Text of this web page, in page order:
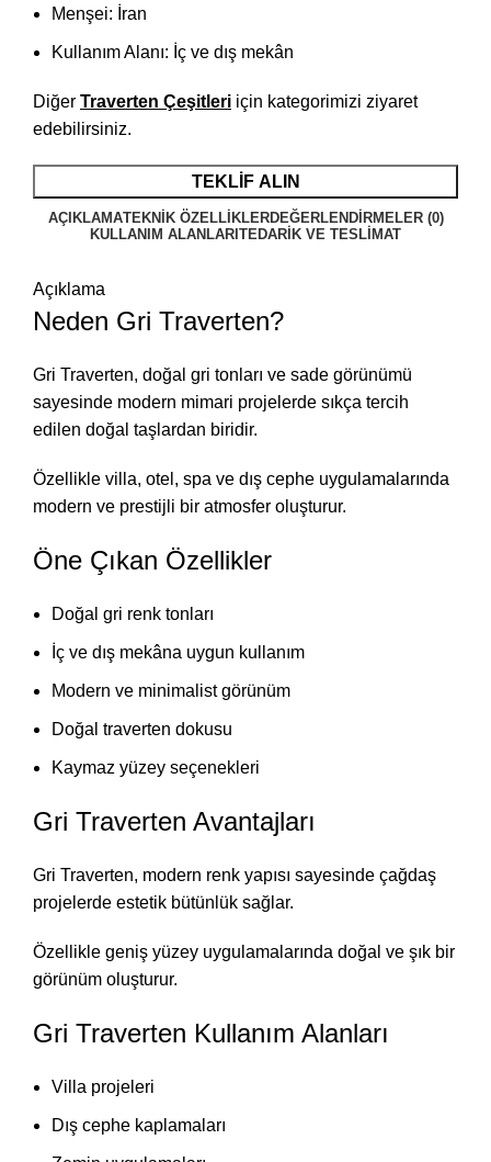
Menşei: İran
Kullanım Alanı: İç ve dış mekân
Diğer Traverten Çeşitleri için kategorimizi ziyaret
edebilirsiniz.
TEKLİF ALIN
AÇIKLAMATEKNIK ÖZELLIKLERDEĞERLENDIRMELER (0)
KULLANIM ALANLARI TEDARIK VE TESLIMAT
Açıklama
Neden Gri Traverten?
Gri Traverten, doğal gri tonları ve sade görünümü
sayesinde modern mimari projelerde sıkça tercih
edilen doğal taşlardan biridir.
Özellikle villa, otel, spa ve dış cephe uygulamalarında
modern ve prestijli bir atmosfer oluşturur.
Öne Çıkan Özellikler
Doğal gri renk tonları
İç ve dış mekâna uygun kullanım
Modern ve minimalist görünüm
Doğal traverten dokusu
Kaymaz yüzey seçenekleri
Gri Traverten Avantajları
Gri Traverten, modern renk yapısı sayesinde çağdaş
projelerde estetik bütünlük sağlar.
Özellikle geniş yüzey uygulamalarında doğal ve şık bir
görünüm oluşturur.
Gri Traverten Kullanım Alanları
Villa projeleri
Dış cephe kaplamaları